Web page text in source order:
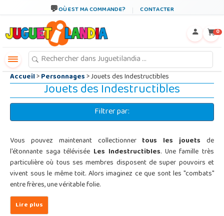
OÙ EST MA COMMANDE? CONTACTER
0
Accueil>Personnages> Jouets des Indestructibles
Jouets des Indestructibles
Filtrer par:
Vous pouvez maintenant collectionner tous les jouets de
l'étonnante saga télévisée Les Indestructibles. Une famille très
particulière où tous ses membres disposent de super pouvoirs et
vivent sous le même toit. Alors imaginez ce que sont les "combats"
entre frères, une véritable folie.